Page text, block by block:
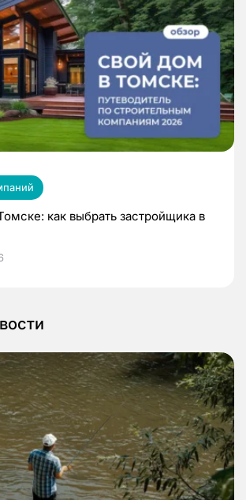
как выбрать застройщика в